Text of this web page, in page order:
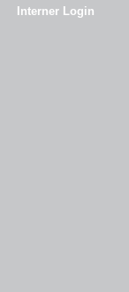
Interner Login